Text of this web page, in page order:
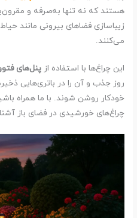
هستند که نه تنها به‌صرفه و
زیباسازی فضاهای بیرونی مانند
می‌کنند.
این چراغ‌ها با استفاده ازپنل‌های
روز جذب و آن را در باتری‌هایی
چراغ‌های خورشیدی در فضای باز